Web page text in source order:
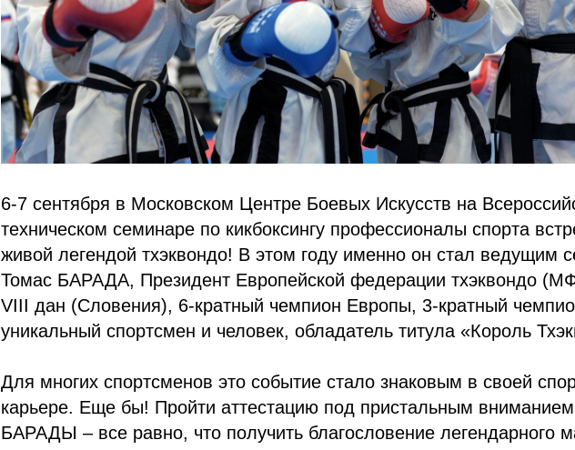
6-7 сентября в Московском Центре Боевых Искусств на
техническом семинаре по кикбоксингу профессионалы спорта
живой легендой тхэквондо! В этом году именно он стал ведущим
Томас БАРАДА, Президент Европейской федерации тхэквондо
VIII дан (Словения), 6-кратный чемпион Европы, 3-кратный
уникальный спортсмен и человек, обладатель титула «Король
Для многих спортсменов это событие стало знаковым в своей
карьере. Еще бы! Пройти аттестацию под пристальным
БАРАДЫ – все равно, что получить благословение легендарного